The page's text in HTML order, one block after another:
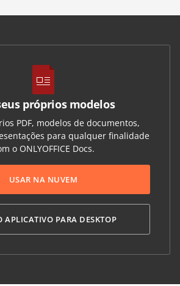
próprios modelos
PDF, modelos de documentos,
para qualquer finalidade
o ONLYOFFICE Docs.
USAR NA NUVEM
APLICATIVO PARA DESKTOP